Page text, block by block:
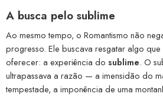
A busca pelo sublime
Ao mesmo tempo, o Romantismo não
progresso. Ele buscava resgatar algo
oferecer: a experiência do sublime. O
ultrapassava a razão — a imensidão do
tempestade, a imponência de uma